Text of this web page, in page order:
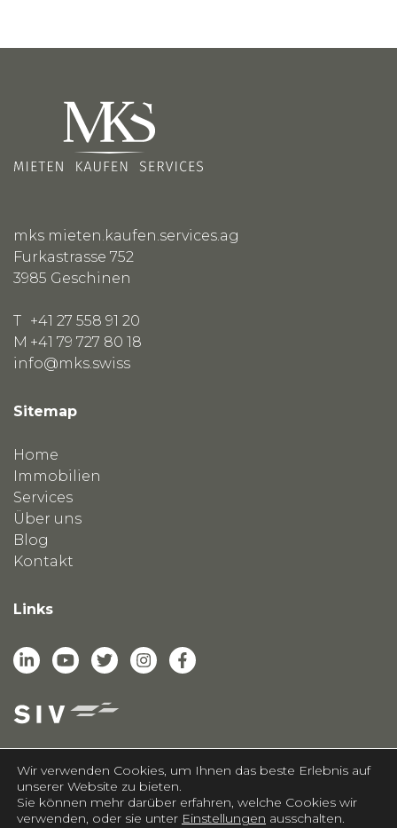
mks mieten.kaufen.services.ag
Furkastrasse 752
3985 Geschinen
T +41 27 558 91 20
M +41 79 727 80 18
info@mks.swiss
Sitemap
Home
Immobilien
Services
Über uns
Blog
Kontakt
Links
casasoft.ch© All rights reserved.
Wir verwenden Cookies, um Ihnen das beste Erlebnis auf
unserer Website zu bieten.
Sie können mehr darüber erfahren, welche Cookies wir
verwenden, oder sie unter Einstellungen ausschalten.